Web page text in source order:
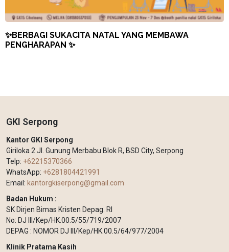
✨BERBAGI SUKACITA NATAL YANG MEMBAWA
PENGHARAPAN ✨
GKI Serpong
Kantor GKI Serpong
Giriloka 2 Jl. Gunung Merbabu Blok R, BSD City, Serpong
Telp: +62215370366
WhatsApp: +6281804421991
Email: kantorgkiserpong@gmail.com
Badan Hukum :
SK Dirjen Bimas Kristen Depag. RI
No: DJ III/Kep/HK.00.5/55/719/2007
DEPAG : NOMOR DJ III/Kep/HK.00.5/64/977/2004
Klinik Pratama Kasih